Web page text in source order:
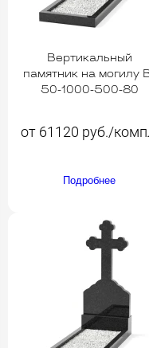
Вертикальный
памятник на могилу
50-1000-500-80
от 61120 руб./
Подробнее